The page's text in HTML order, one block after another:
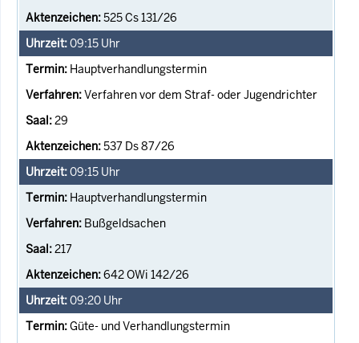
525 Cs 131/26
09:15 Uhr
Hauptverhandlungstermin
Verfahren vor dem Straf- oder Jugendrichter
29
537 Ds 87/26
09:15 Uhr
Hauptverhandlungstermin
Bußgeldsachen
217
642 OWi 142/26
09:20 Uhr
Güte- und Verhandlungstermin